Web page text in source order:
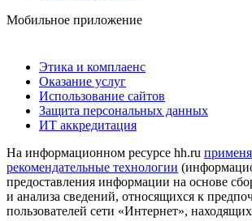
Мобильное приложение
Этика и комплаенс
Оказание услуг
Использование сайтов
Защита персональных данных
ИТ аккредитация
На информационном ресурсе hh.ru
рекомендательные технологии
предоставления информации на основе
и анализа сведений, относящихся к
пользователей сети «Интернет»,